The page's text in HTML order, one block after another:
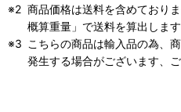
商品価格は送料を含めており
概算重量」で送料を算出します
こちらの商品は輸入品の為、
発生する場合がございます、